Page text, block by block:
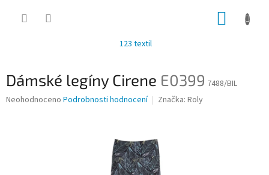
123 textil
Dámské legíny Cirene E0399 7488/BIL
Průměrné
Neohodnoceno Podrobnosti hodnocení Značka: Roly